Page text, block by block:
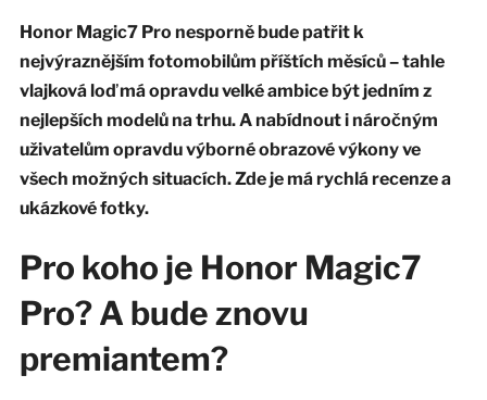
Honor Magic7 Pro nesporně bude patřit k
nejvýraznějším fotomobilům příštích měsíců – tahle
vlajková loď má opravdu velké ambice být jedním z
nejlepších modelů na trhu. A nabídnout i náročným
uživatelům opravdu výborné obrazové výkony ve
všech možných situacích. Zde je má rychlá recenze a
ukázkové fotky.
Pro koho je Honor Magic7
Pro? A bude znovu
premiantem?